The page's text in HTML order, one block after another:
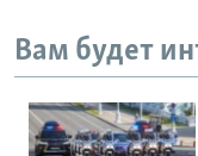
Вам будет